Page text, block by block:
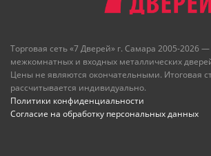
Торговая сеть «7 Дверей» г. Самара 2005-2026
межкомнатных и входных металлических
Цены не являются окончательными. Итоговая
рассчитывается индивидуально.
Политики конфиденциальности
Согласие на обработку персональных данных